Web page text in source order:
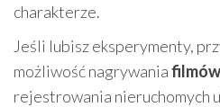
charakterze.
Jeśli lubisz eksperymenty,
możliwość nagrywania
rejestrowania nieruchomych